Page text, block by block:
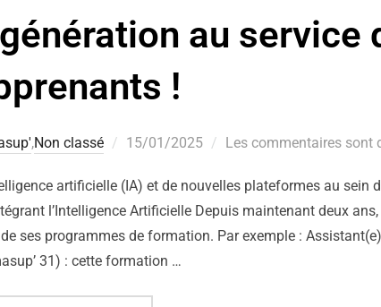
au service
!
,Non classé 15/01/2025 Les commentaires sont
artificielle (IA) et de nouvelles plateformes au sein
l’Intelligence Artificielle Depuis maintenant deux ans,
ses programmes de formation. Par exemple :
31) : cette formation …